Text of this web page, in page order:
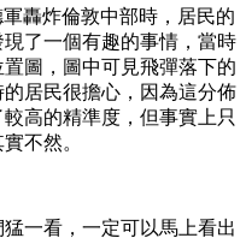
轟炸倫敦中部時，居民的
了一個有趣的事情，當時
圖，圖中可見飛彈落下的
居民很擔心，因為這分佈
高的精準度，但事實上只
不然。
一看，一定可以馬上看出